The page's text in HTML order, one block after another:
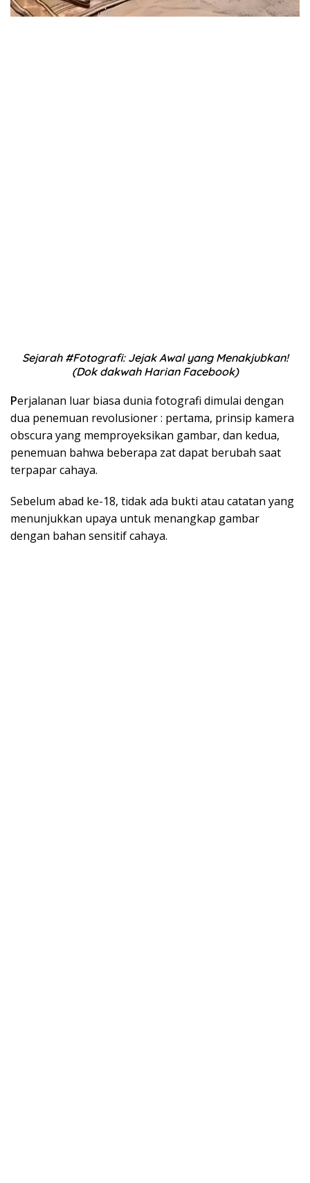
Sejarah #Fotografi: Jejak Awal yang Menakjubkan!
(Dok dakwah Harian Facebook)
Perjalanan luar biasa dunia fotografi dimulai dengan
dua penemuan revolusioner : pertama, prinsip kamera
obscura yang memproyeksikan gambar, dan kedua,
penemuan bahwa beberapa zat dapat berubah saat
terpapar cahaya.
Sebelum abad ke-18, tidak ada bukti atau catatan yang
menunjukkan upaya untuk menangkap gambar
dengan bahan sensitif cahaya.